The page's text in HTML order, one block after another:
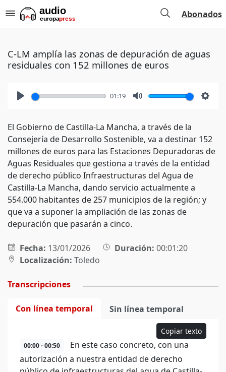
Abonados
C-LM amplía las zonas de depuración de aguas
residuales con 152 millones de euros
01:19
El Gobierno de Castilla-La Mancha, a través de la
Consejería de Desarrollo Sostenible, va a destinar 152
millones de euros para las Estaciones Depuradoras de
Aguas Residuales que gestiona a través de la entidad
de derecho público Infraestructuras del Agua de
Castilla-La Mancha, dando servicio actualmente a
554.000 habitantes de 257 municipios de la región; y
que va a suponer la ampliación de las zonas de
depuración que pasarán a cinco.
Fecha: 13/01/2026 Duración: 00:01:20
Localización: Toledo
Transcripciones
Con línea temporal Sin línea temporal
Copiar texto
00:00 - 00:50
En este caso concreto, con una
autorización a nuestra entidad de derecho